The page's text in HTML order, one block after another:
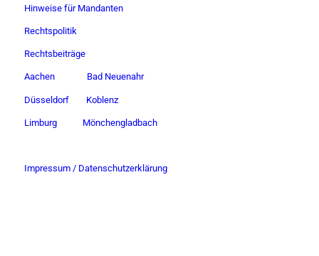
Hinweise für Mandanten
Rechtspolitik
Rechtsbeiträge
Aachen Bad Neuenahr
Düsseldorf Koblenz
Limburg Mönchengladbach
Impressum / Datenschutzerklärung